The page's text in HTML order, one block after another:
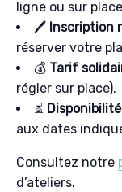
ligne ou sur
🖊️ Inscription
réserver votre
💰 Tarif
régler sur place).
⏳
aux dates
Consultez notre
d’ateliers.